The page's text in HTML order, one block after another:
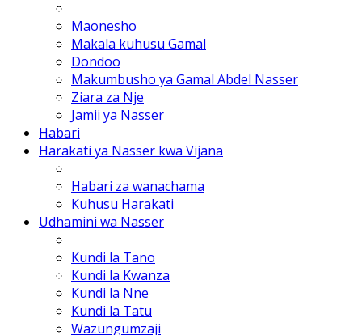
Maonesho
Makala kuhusu Gamal
Dondoo
Makumbusho ya Gamal Abdel Nasser
Ziara za Nje
Jamii ya Nasser
Habari
Harakati ya Nasser kwa Vijana
Habari za wanachama
Kuhusu Harakati
Udhamini wa Nasser
Kundi la Tano
Kundi la Kwanza
Kundi la Nne
Kundi la Tatu
Wazungumzaji